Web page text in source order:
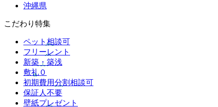
沖縄県
こだわり特集
ペット相談可
フリーレント
新築・築浅
敷礼０
初期費用分割相談可
保証人不要
壁紙プレゼント